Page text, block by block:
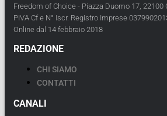
Freedom of Choice - Piazza Duomo 17, 22100
PIVA Cf e N° Iscr. Registro Imprese
Online dal 14 febbraio 2018
REDAZIONE
CHI SIAMO
CONTATTI
CANALI